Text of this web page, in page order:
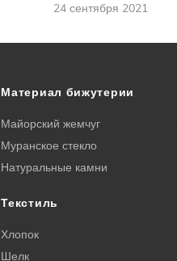
24 сентября 2021
Материал бижутерии
Майорский жемчуг
Муранское стекло
Натуральные камни
Текстиль
Хлопок
Шелк